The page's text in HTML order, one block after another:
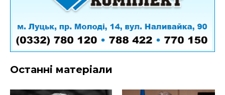
Останні матеріали